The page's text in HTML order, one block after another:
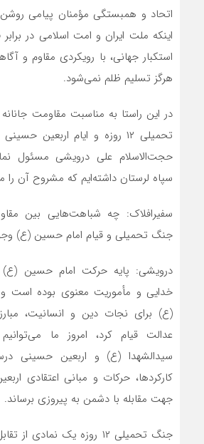
اتحاد و همبستگی مؤمنان پیامی روشن
اینکه ملت ایران و امت اسلامی در
استکبار جهانی، با رویکردی مقاوم و
هرگز تسلیم ظلم نمی‌شود.
در این راستا به مناسبت مقاومت
تحمیلی ۱۲ روزه و ایام اربعین
حجت‌الاسلام علی درویشی مسئول
سپاه لرستان داشته‌ایم که مشروح آن را
سفیرافلاک: چه شباهت‌هایی بین
جنگ تحمیلی و قیام امام حسین (ع)
درویشی: پایه حرکت امام حسین
خدایی و مأموریت معنوی بوده است
(ع) برای نجات دین و انسانیت،
عدالت قیام کرد، امروز ما
سیدالشهدا (ع) و اربعین حسینی
کارکردها، حرکات و مبانی اعتقادی
جهت مقابله با دشمن به پیروزی برساند.
جنگ تحمیلی ۱۲ روزه یک